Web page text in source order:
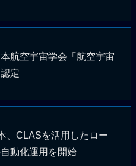
航空宇宙学会「航空宇宙
定
、CLASを活用したロー
動化運用を開始